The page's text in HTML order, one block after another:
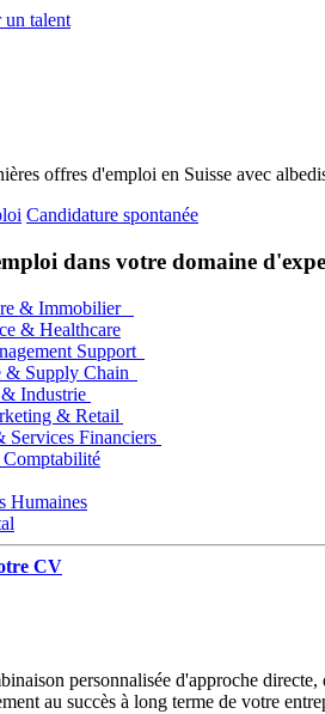
un talent
offres d'emploi en Suisse avec
Candidature spontanée
dans votre domaine
& Immobilier
& Healthcare
Support
& Supply Chain
Industrie
& Retail
Services Financiers
Comptabilité
Humaines
CV
personnalisée d'approche
au succès à long terme de votre